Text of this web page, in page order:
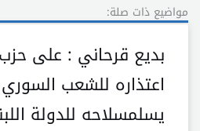
مواضيع ذات صلة:
بديع قرحاني : على
اعتذاره للشعب
يسلمسلاحه للدولة